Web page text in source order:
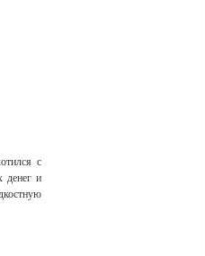
с
денег и